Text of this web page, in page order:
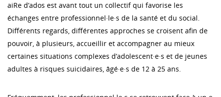
aiRe d’ados est avant tout un collectif qui favorise les
échanges entre professionnel·le·s de la santé et du social.
Différents regards, différentes approches se croisent afin de
pouvoir, à plusieurs, accueillir et accompagner au mieux
certaines situations complexes d’adolescent·e·s et de jeunes
adultes à risques suicidaires, âgé·e·s de 12 à 25 ans.